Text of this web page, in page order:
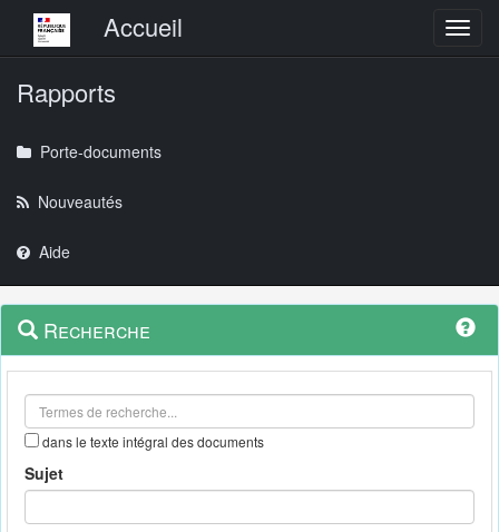
Menu principalAccueil
Rapports
Porte-documents
Nouveautés
Aide
Navigation
outils
Menu
contextuel
Recherche
dans le texte intégral des documents
Sujet